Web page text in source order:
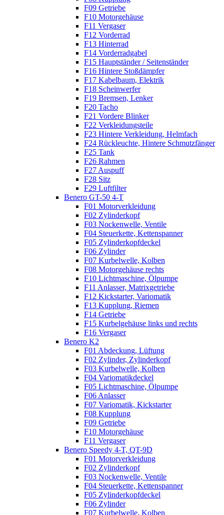
F09 Getriebe
F10 Motorgehäuse
F11 Vergaser
F12 Vorderrad
F13 Hinterrad
F14 Vorderradgabel
F15 Hauptständer / Seitenständer
F16 Hintere Stoßdämpfer
F17 Kabelbaum, Elektrik
F18 Scheinwerfer
F19 Bremsen, Lenker
F20 Tacho
F21 Vordere Blinker
F22 Verkleidungsteile
F23 Hintere Verkleidung, Helmfach
F24 Rückleuchte, Hintere Schmutzfänger
F25 Tank
F26 Rahmen
F27 Auspuff
F28 Sitz
F29 Luftfilter
Benero GT-50 4-T
F01 Motorverkleidung
F02 Zylinderkopf
F03 Nockenwelle, Ventile
F04 Steuerkette, Kettenspanner
F05 Zylinderkopfdeckel
F06 Zylinder
F07 Kurbelwelle, Kolben
F08 Motorgehäuse rechts
F10 Lichtmaschine, Ölpumpe
F11 Anlasser, Matrixgetriebe
F12 Kickstarter, Variomatik
F13 Kupplung, Riemen
F14 Getriebe
F15 Kurbelgehäuse links und rechts
F16 Vergaser
Benero K2
F01 Abdeckung, Lüftung
F02 Zylinder, Zylinderkopf
F03 Kurbelwelle, Kolben
F04 Variomatikdeckel
F05 Lichtmaschine, Ölpumpe
F06 Anlasser
F07 Variomatik, Kickstarter
F08 Kupplung
F09 Getriebe
F10 Motorgehäuse
F11 Vergaser
Benero Speedy 4-T, QT-9D
F01 Motorverkleidung
F02 Zylinderkopf
F03 Nockenwelle, Ventile
F04 Steuerkette, Kettenspanner
F05 Zylinderkopfdeckel
F06 Zylinder
F07 Kurbelwelle, Kolben